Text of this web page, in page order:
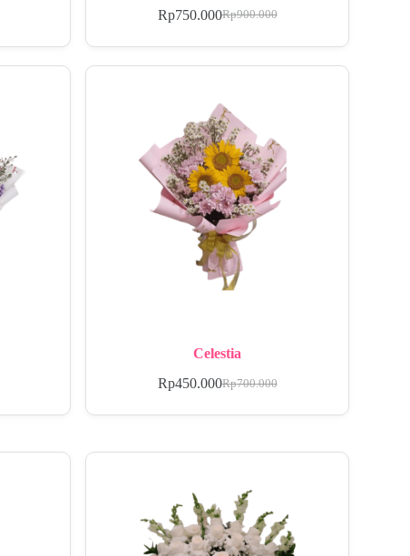
Rp900.000
Rp750.000
Celestia
Rp700.000
Rp450.000